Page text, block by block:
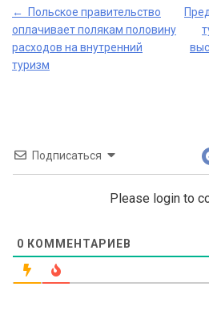
Post
navigation
←
Польское правительство
оплачивает полякам половину
расходов на внутренний
туризм
Подписаться
Please login to
0 КОММЕНТАРИЕВ